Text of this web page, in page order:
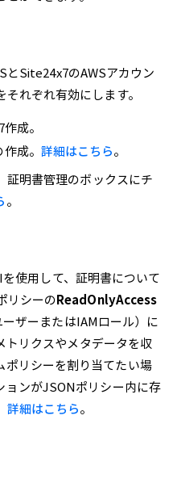
とSite24x7のAWSアカウン
れぞれ有効にします。
成。
成。 詳細はこちら。
証明書管理のボックスにチ
。
使用して、証明書について
リシーのReadOnlyAccess
ザーまたはIAMロール）に
リクスやメタデータを収
ポリシーを割り当てたい場
ョンがJSONポリシー内に存
詳細はこちら。